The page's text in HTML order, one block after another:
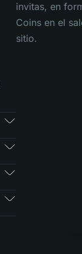
invitas, en
Coins en el
sitio.